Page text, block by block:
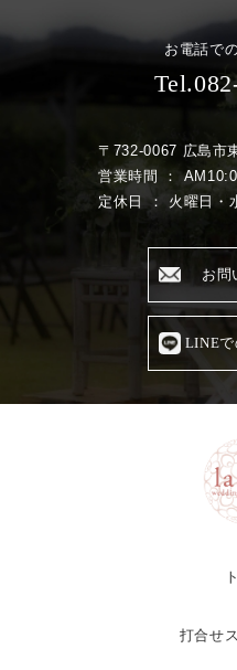
お電話で
〒732-0067 広島市
営業時間 ：
定休日 ： 火曜日・
お問
LINE
打合せ